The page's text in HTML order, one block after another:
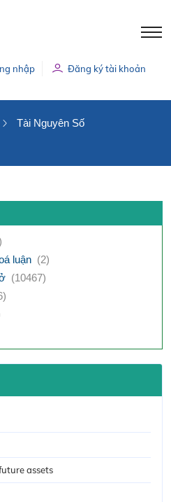
nhập Đăng ký tài khoản
Tài Nguyên Số
luận (2)
(10467)
assets